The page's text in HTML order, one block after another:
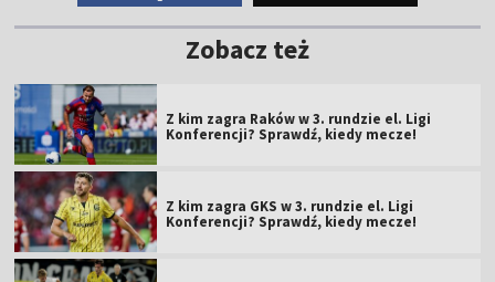
Zobacz też
Z kim zagra Raków w 3. rundzie el. Ligi
Konferencji? Sprawdź, kiedy mecze!
Z kim zagra GKS w 3. rundzie el. Ligi
Konferencji? Sprawdź, kiedy mecze!